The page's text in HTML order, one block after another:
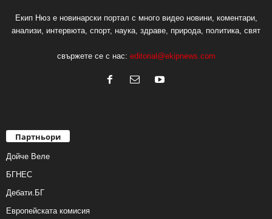
Екип Нюз е новинарски портал с много видео новини, коментари,
анализи, интервюта, спорт, наука, здраве, природа, политика, свят
свържете се с нас: editorial@ekipnews.com
Партньори
Дойче Веле
БГНЕС
Дебати.БГ
Европейската комисия